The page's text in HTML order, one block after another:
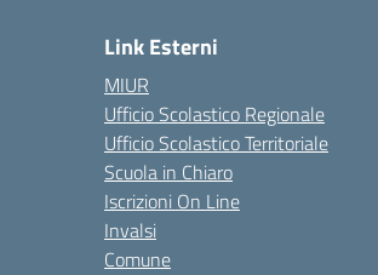
Link Esterni
MIUR
Ufficio Scolastico Regionale
Ufficio Scolastico Territoriale
Scuola in Chiaro
Iscrizioni On Line
Invalsi
Comune